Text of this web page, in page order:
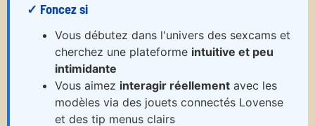
✓ Foncez si
Vous débutez dans l'univers des sexcams et
cherchez une plateforme intuitive et peu
intimidante
Vous aimez interagir réellement avec les
modèles via des jouets connectés Lovense
et des tip menus clairs